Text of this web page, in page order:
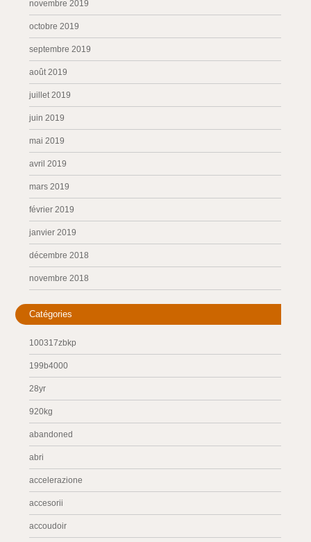
novembre 2019
octobre 2019
septembre 2019
août 2019
juillet 2019
juin 2019
mai 2019
avril 2019
mars 2019
février 2019
janvier 2019
décembre 2018
novembre 2018
Catégories
100317zbkp
199b4000
28yr
920kg
abandoned
abri
accelerazione
accesorii
accoudoir